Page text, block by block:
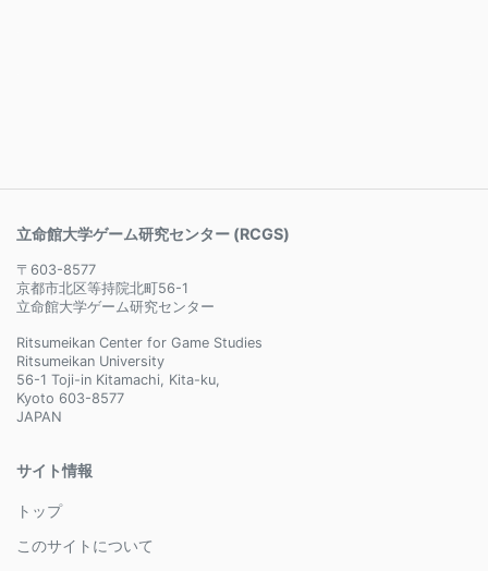
立命館大学ゲーム研究センター (RCGS)
〒603-8577
京都市北区等持院北町56-1
立命館大学ゲーム研究センター
Ritsumeikan Center for Game Studies
Ritsumeikan University
56-1 Toji-in Kitamachi, Kita-ku,
Kyoto 603-8577
JAPAN
サイト情報
トップ
このサイトについて